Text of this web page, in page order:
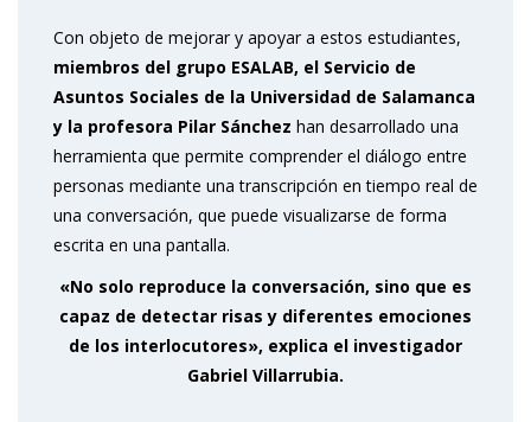
Con objeto de mejorar y apoyar a estos estudiantes,
miembros del grupo ESALAB, el Servicio de
Asuntos Sociales de la Universidad de Salamanca
y la profesora Pilar Sánchez han desarrollado una
herramienta que permite comprender el diálogo entre
personas mediante una transcripción en tiempo real de
una conversación, que puede visualizarse de forma
escrita en una pantalla.
«No solo reproduce la conversación, sino que es
capaz de detectar risas y diferentes emociones
de los interlocutores», explica el investigador
Gabriel Villarrubia.